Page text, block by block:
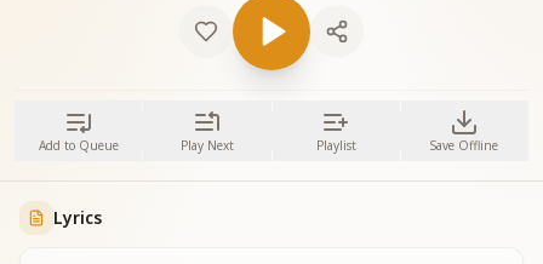
Add to Queue Play Next Playlist Save Offline
Lyrics